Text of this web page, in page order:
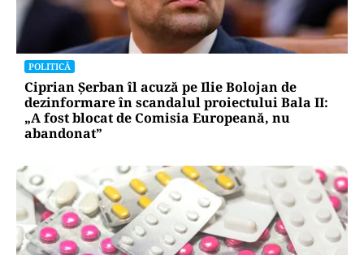
Factura PPC are o pagină de sumar, cu toate
informațiile care contează la îndemână